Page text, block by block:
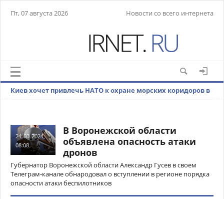
Пт, 07 августа 2026 Новости со всего интернета
Киев хочет привлечь НАТО к охране морских коридоров в
24-03-2024,
08:08
В Воронежской области
объявлена опасность атаки
дронов
Губернатор Воронежской области Александр Гусев в своем
Телеграм-канале обнародовал о вступлении в регионе порядка
опасности атаки беспилотников